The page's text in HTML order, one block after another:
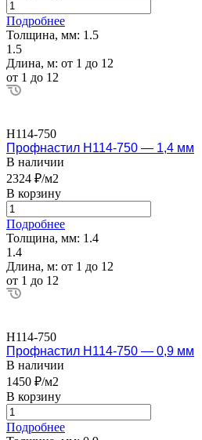
Подробнее
Толщина, мм: 1.5
1.5
Длина, м: от 1 до 12
от 1 до 12
Н114-750
Профнастил Н114-750 — 1,4 мм
В наличии
2324 ₽/м2
В корзину
Подробнее
Толщина, мм: 1.4
1.4
Длина, м: от 1 до 12
от 1 до 12
Н114-750
Профнастил Н114-750 — 0,9 мм
В наличии
1450 ₽/м2
В корзину
Подробнее